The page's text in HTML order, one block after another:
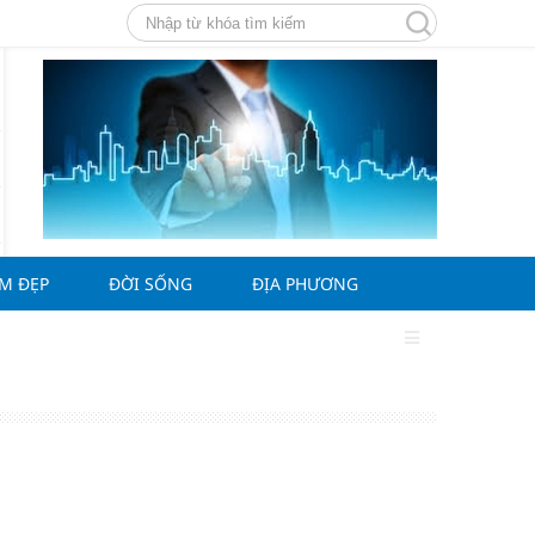
ĐẸP ĐỜI SỐNG ĐỊA PHƯƠNG